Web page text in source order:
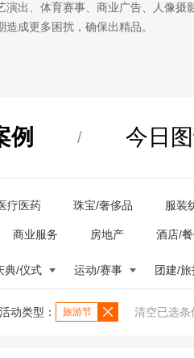
演出、体育赛事、商业广告、人像
成更多困扰，确保出精品。
例 / 今日
疗医药 珠宝/奢侈品 服装
商业服务 房地产 酒店/
典/仪式 运动/赛事 团建/旅
活动类型： 旅游节 清空已选条